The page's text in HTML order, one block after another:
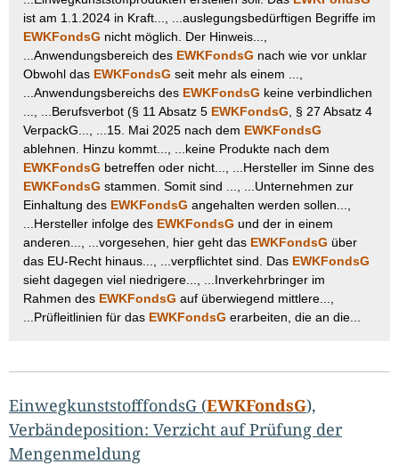
ist am 1.1.2024 in Kraft..., ...auslegungsbedürftigen Begriffe im
EWKFondsG nicht möglich. Der Hinweis...,
...Anwendungsbereich des EWKFondsG nach wie vor unklar
Obwohl das EWKFondsG seit mehr als einem ...,
...Anwendungsbereichs des EWKFondsG keine verbindlichen
..., ...Berufsverbot (§ 11 Absatz 5 EWKFondsG , § 27 Absatz 4
VerpackG..., ...15. Mai 2025 nach dem EWKFondsG
ablehnen. Hinzu kommt..., ...keine Produkte nach dem
EWKFondsG betreffen oder nicht..., ...Hersteller im Sinne des
EWKFondsG stammen. Somit sind ..., ...Unternehmen zur
Einhaltung des EWKFondsG angehalten werden sollen...,
...Hersteller infolge des EWKFondsG und der in einem
anderen..., ...vorgesehen, hier geht das EWKFondsG über
das EU-Recht hinaus..., ...verpflichtet sind. Das EWKFondsG
sieht dagegen viel niedrigere..., ...Inverkehrbringer im
Rahmen des EWKFondsG auf überwiegend mittlere...,
...Prüfleitlinien für das EWKFondsG erarbeiten, die an die...
EinwegkunststofffondsG (EWKFondsG),
Verbändeposition: Verzicht auf Prüfung der
Mengenmeldung